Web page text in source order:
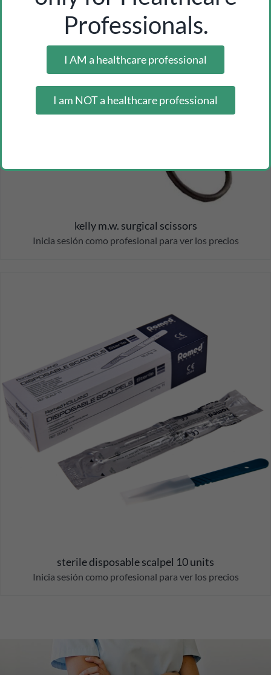
kelly m.w. surgical scissors
Inicia sesión como profesional para ver los precios
sterile disposable scalpel 10 units
Inicia sesión como profesional para ver los precios
Professionals.
I AM a healthcare professional
I am NOT a healthcare professional